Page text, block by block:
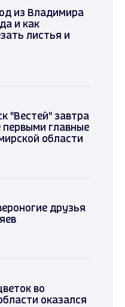
из Владимира
и как
листья и
"Вестей" завтра
первыми главные
области
друзья
во
оказался